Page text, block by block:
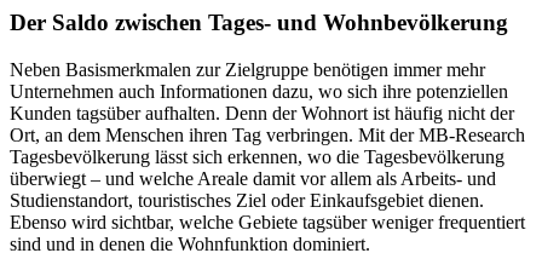
Der Saldo zwischen Tages- und Wohnbevölkerung
Neben Basismerkmalen zur Zielgruppe benötigen immer mehr
Unternehmen auch Informationen dazu, wo sich ihre potenziellen
Kunden tagsüber aufhalten. Denn der Wohnort ist häufig nicht der
Ort, an dem Menschen ihren Tag verbringen. Mit der MB-Research
Tagesbevölkerung lässt sich erkennen, wo die Tagesbevölkerung
überwiegt – und welche Areale damit vor allem als Arbeits- und
Studienstandort, touristisches Ziel oder Einkaufsgebiet dienen.
Ebenso wird sichtbar, welche Gebiete tagsüber weniger frequentiert
sind und in denen die Wohnfunktion dominiert.